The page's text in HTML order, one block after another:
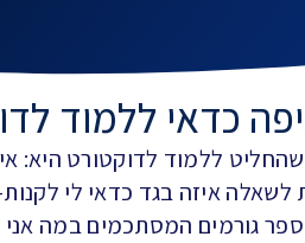
כדאי ללמוד
ללמוד לדוקטורט היא:
איזה בגד כדאי לי
גורמים המסתכמים במה אני